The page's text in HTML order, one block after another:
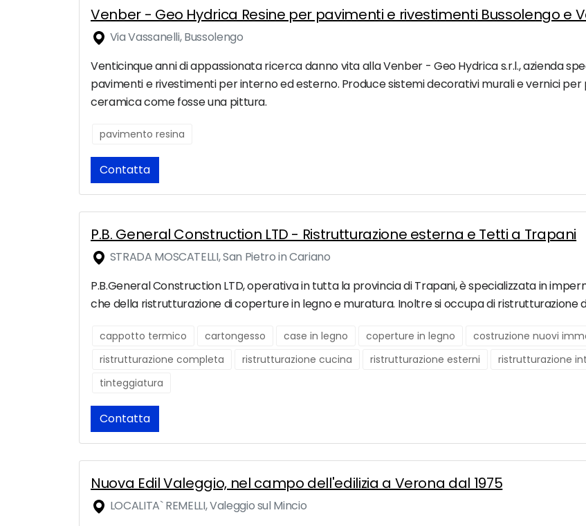
Venber - Geo Hydrica Resine per pavimenti e rivestimenti Bussolengo e
Via Vassanelli, Bussolengo
Venticinque anni di appassionata ricerca danno vita alla Venber - Geo Hydrica s.r.l., azienda
pavimenti e rivestimenti per interno ed esterno. Produce sistemi decorativi murali e vernici
ceramica come fosse una pittura.
pavimento resina
Contatta
P.B. General Construction LTD - Ristrutturazione esterna e Tetti a Trapani
STRADA MOSCATELLI, San Pietro in Cariano
P.B.General Construction LTD, operativa in tutta la provincia di Trapani, è specializzata in
che della ristrutturazione di coperture in legno e muratura. Inoltre si occupa di ristrutturazione
cappotto termico cartongesso case in legno coperture in legno costruzione nuovi
ristrutturazione completa
ristrutturazione cucina ristrutturazione esterni ristrutturazione
tinteggiatura
Contatta
Nuova Edil Valeggio, nel campo dell'edilizia a Verona dal 1975
LOCALITA` REMELLI, Valeggio sul Mincio